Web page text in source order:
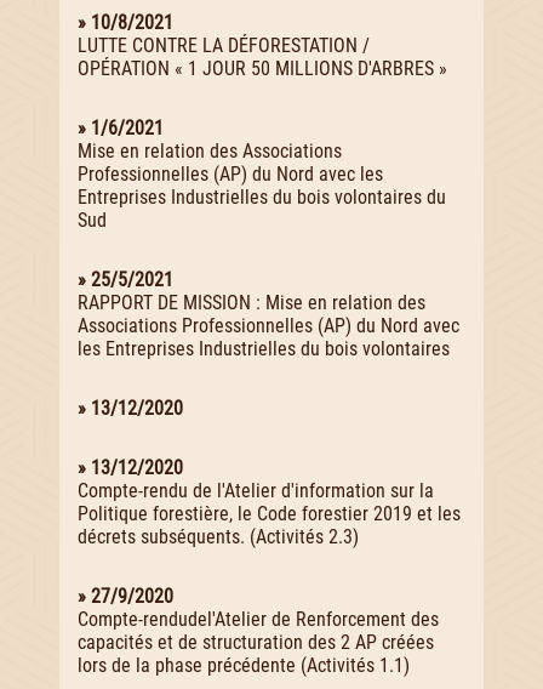
» 10/8/2021
LUTTE CONTRE LA DÉFORESTATION /
OPÉRATION « 1 JOUR 50 MILLIONS D'ARBRES »
» 1/6/2021
Mise en relation des Associations
Professionnelles (AP) du Nord avec les
Entreprises Industrielles du bois volontaires du
Sud
» 25/5/2021
RAPPORT DE MISSION : Mise en relation des
Associations Professionnelles (AP) du Nord avec
les Entreprises Industrielles du bois volontaires
» 13/12/2020
» 13/12/2020
Compte-rendu de l'Atelier d'information sur la
Politique forestière, le Code forestier 2019 et les
décrets subséquents. (Activités 2.3)
» 27/9/2020
Compte-rendudel'Atelier de Renforcement des
capacités et de structuration des 2 AP créées
lors de la phase précédente (Activités 1.1)